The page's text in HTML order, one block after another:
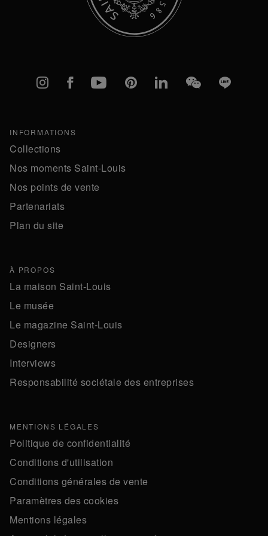
Instagram
FacebookYouTubePinterestlinkedInWeChatLine
INFORMATIONS
Collections
Nos moments Saint-Louis
Nos points de vente
Partenariats
Plan du site
À PROPOS
La maison Saint-Louis
Le musée
Le magazine Saint-Louis
Designers
Interviews
Responsabilité sociétale des entreprises
MENTIONS LÉGALES
Politique de confidentialité
Conditions d'utilisation
Conditions générales de vente
Paramètres des cookies
Mentions légales